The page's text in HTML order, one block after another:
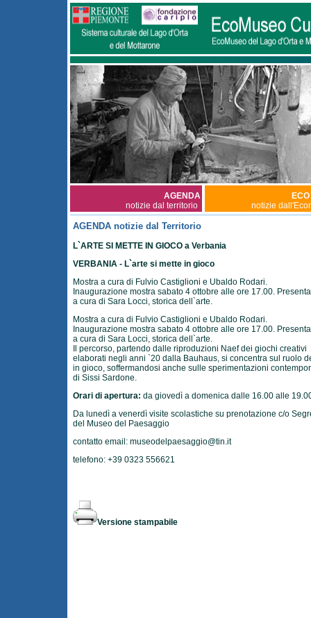
AGENDA
notizie dal territorio
notizie
AGENDA notizie dal Territorio
L`ARTE SI METTE IN GIOCO a Verbania
VERBANIA - L`arte si mette in gioco
Mostra a cura di Fulvio Castiglioni e Ubaldo Rodari.
Inaugurazione mostra sabato 4 ottobre alle ore 17.00.
a cura di Sara Locci, storica dell`arte.
Mostra a cura di Fulvio Castiglioni e Ubaldo Rodari.
Inaugurazione mostra sabato 4 ottobre alle ore 17.00.
a cura di Sara Locci, storica dell`arte.
Il percorso, partendo dalle riproduzioni Naef dei giochi creativi
elaborati negli anni `20 dalla Bauhaus, si concentra sul ruolo
in gioco, soffermandosi anche sulle sperimentazioni
di Sissi Sardone.
Orari di apertura: da giovedì a domenica dalle 16.00 alle
Da lunedì a venerdì visite scolastiche su prenotazione c/o
del Museo del Paesaggio
contatto email: museodelpaesaggio@tin.it
telefono: +39 0323 556621
Versione stampabile